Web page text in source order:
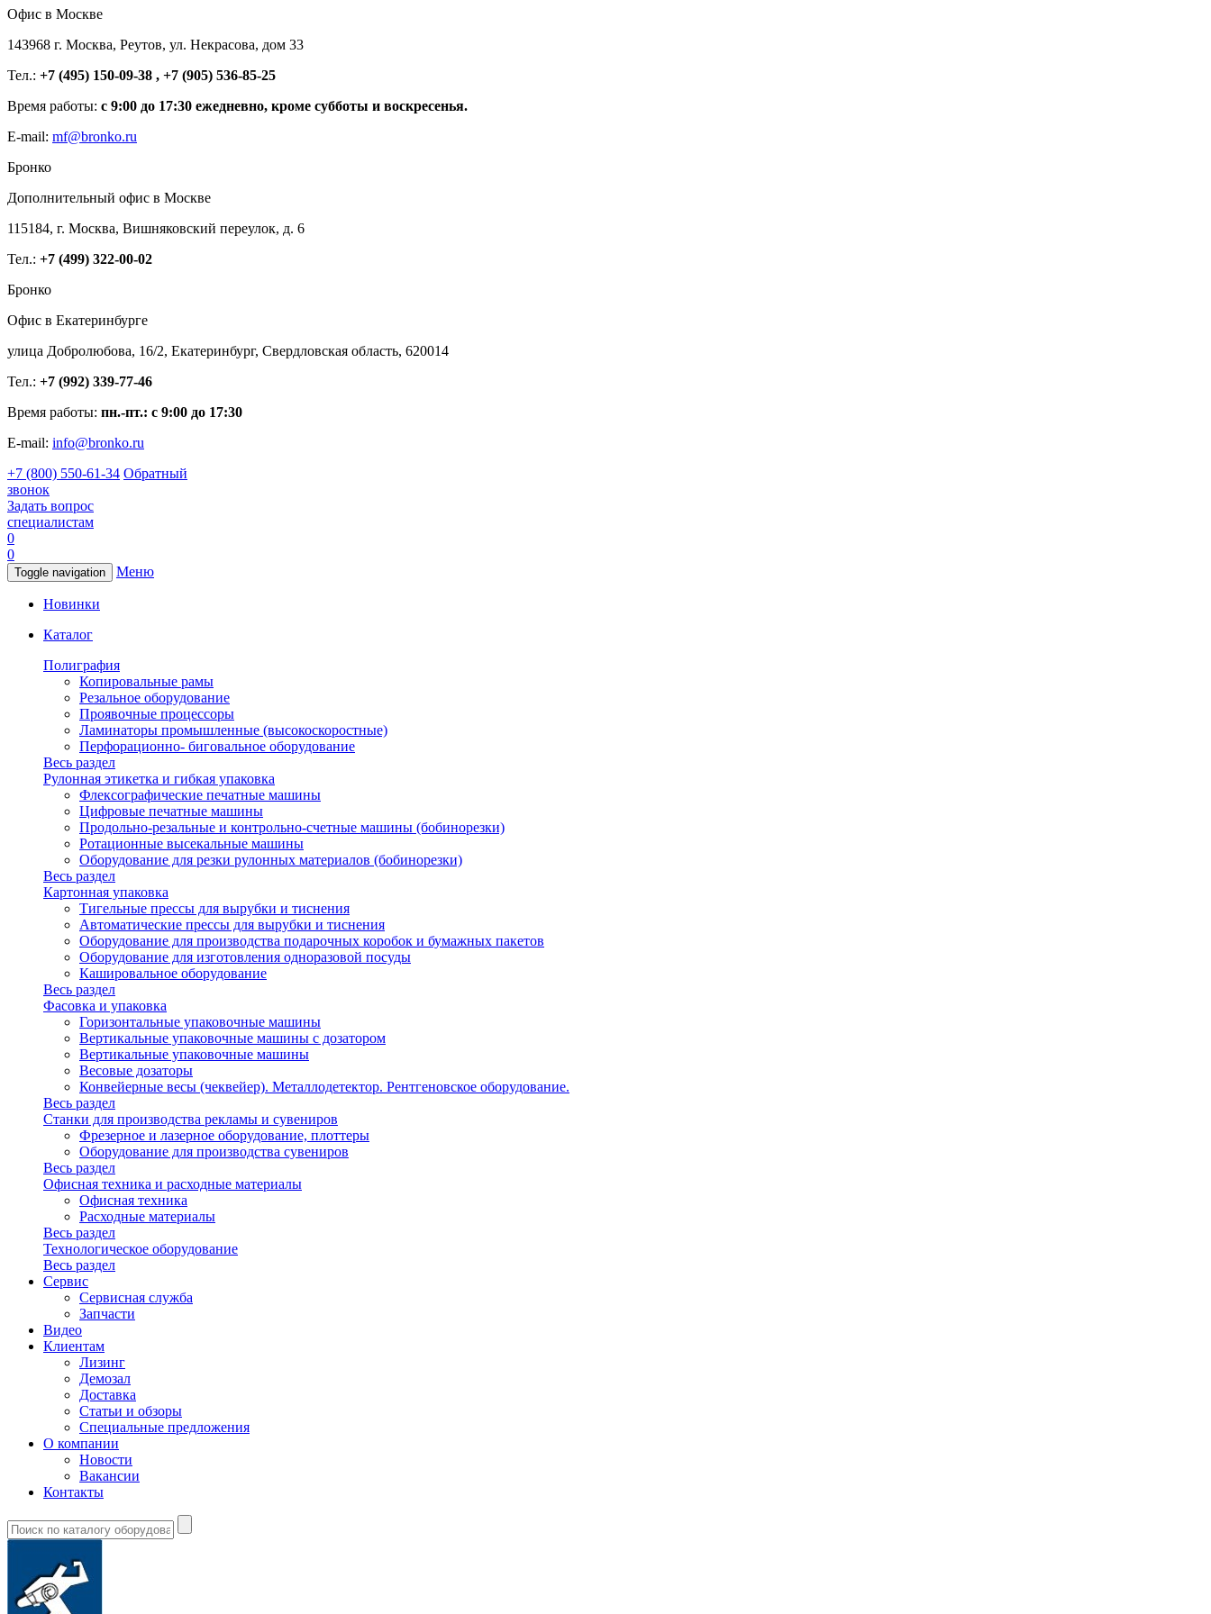
Офис в Москве
143968 г. Москва, Реутов, ул. Некрасова, дом 33
Тел.: +7 (495) 150-09-38 , +7 (905) 536-85-25
Время работы: с 9:00 до 17:30 ежедневно, кроме субботы и воскресенья.
E-mail: mf@bronko.ru
Бронко
Дополнительный офис в Москве
115184, г. Москва, Вишняковский переулок, д. 6
Тел.: +7 (499) 322-00-02
Бронко
Офис в Екатеринбурге
улица Добролюбова, 16/2, Екатеринбург, Свердловская область, 620014
Тел.: +7 (992) 339-77-46
Время работы: пн.-пт.: с 9:00 до 17:30
E-mail: info@bronko.ru
+7 (800) 550-61-34 Обратный
звонок
Задать вопрос
специалистам
0
0
Toggle navigation Меню
Новинки
Каталог
Полиграфия
Копировальные рамы
Резальное оборудование
Проявочные процессоры
Ламинаторы промышленные (высокоскоростные)
Перфорационно- биговальное оборудование
Весь раздел
Рулонная этикетка и гибкая упаковка
Флексографические печатные машины
Цифровые печатные машины
Продольно-резальные и контрольно-счетные машины (бобинорезки)
Ротационные высекальные машины
Оборудование для резки рулонных материалов (бобинорезки)
Весь раздел
Картонная упаковка
Тигельные прессы для вырубки и тиснения
Автоматические прессы для вырубки и тиснения
Оборудование для производства подарочных коробок и бумажных пакетов
Оборудование для изготовления одноразовой посуды
Кашировальное оборудование
Весь раздел
Фасовка и упаковка
Горизонтальные упаковочные машины
Вертикальные упаковочные машины с дозатором
Вертикальные упаковочные машины
Весовые дозаторы
Конвейерные весы (чеквейер). Металлодетектор. Рентгеновское оборудование.
Весь раздел
Станки для производства рекламы и сувениров
Фрезерное и лазерное оборудование, плоттеры
Оборудование для производства сувениров
Весь раздел
Офисная техника и расходные материалы
Офисная техника
Расходные материалы
Весь раздел
Технологическое оборудование
Весь раздел
Сервис
Сервисная служба
Запчасти
Видео
Клиентам
Лизинг
Демозал
Доставка
Статьи и обзоры
Специальные предложения
О компании
Новости
Вакансии
Контакты